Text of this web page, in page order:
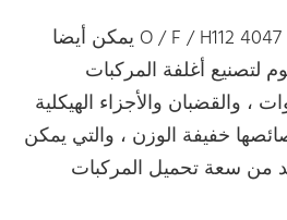
4047 O / F / H112 يمكن أيضا
لتصنيع أغلفة المركبات
، والقضبان والأجزاء الهيكلية
خفيفة الوزن ، والتي يمكن
من سعة تحميل المركبات